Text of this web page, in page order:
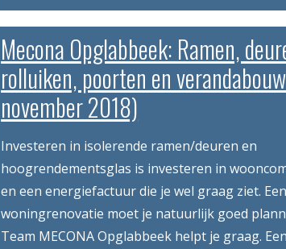
Mecona Opglabbeek: Ramen,
rolluiken, poorten en
november 2018)
Investeren in isolerende ramen/deuren en
hoogrendementsglas is investeren in
en een energiefactuur die je wel graag ziet. Een
woningrenovatie moet je natuurlijk goed
Team MECONA Opglabbeek helpt je graag. Een